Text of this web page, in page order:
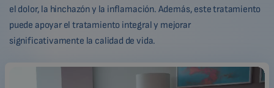
el dolor, la hinchazón y la inflamación. Además, este tratamiento
puede apoyar el tratamiento integral y mejorar
significativamente la calidad de vida.